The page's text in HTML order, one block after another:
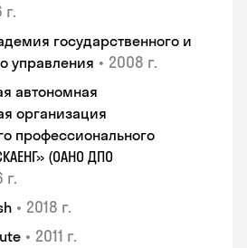
г.
государственного и
управления • 2008 г.
автономная
организация
профессионального
(ОАНО ДПО
г.
• 2018 г.
• 2011 г.